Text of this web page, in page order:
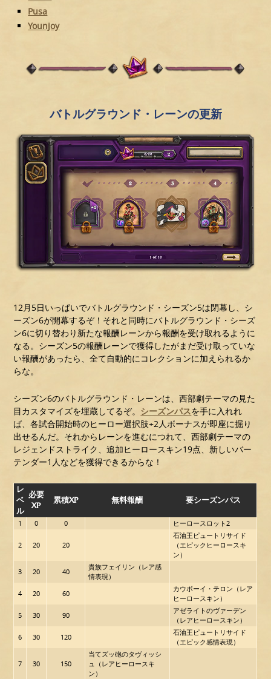
Pusa
Younjoy
バトルグラウンド・レーンの更新
12月5日いっぱいでバトルグラウンド・シーズン5は閉幕し、シ
ーズン6が開幕するぞ！それと同時にバトルグラウンド・シーズ
ン6に切り替わり新たな報酬レーンから報酬を受け取れるように
なる。シーズン5の報酬レーンで獲得したがまだ受け取っていな
い報酬があったら、全て自動的にコレクションに加えられるか
らな。
シーズン6のバトルグラウンド・レーンは、西部劇テーマの見た
目カスタマイズを埋蔵してるぞ。 シーズンパスを手に入れれ
ば、各試合開始時のヒーロー選択肢+2人ボーナスが即座に掘り
出せるんだ。それからレーンを進むにつれて、西部劇テーマの
レジェンドストライク、追加ヒーロースキン19点、新しいバー
テンダー1人などを獲得できるからな！
レ
ベ
ル
必要
XP
累積XP 無料報酬 要シーズンパス
1 0 0 ヒーロースロット2
2 20 20
石油王ピュートリサイド
（エピックヒーロースキ
ン）
3
20 40
貴族フェイリン（レア感
情表現）
4
20 60
カウボーイ・テロン（レア
ヒーロースキン）
5
30 90
アゼライトのヴァーデン
（レアヒーロースキン）
6
30 120
石油王ピュートリサイド
（エピック感情表現）
7 30 150
当てズッ砲のタヴィッシ
ュ（レアヒーロースキ
ン）